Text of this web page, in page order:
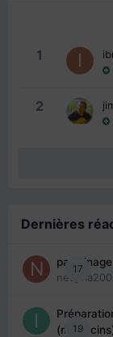
1
2
Dernières
17
19